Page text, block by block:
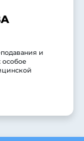
и
особое